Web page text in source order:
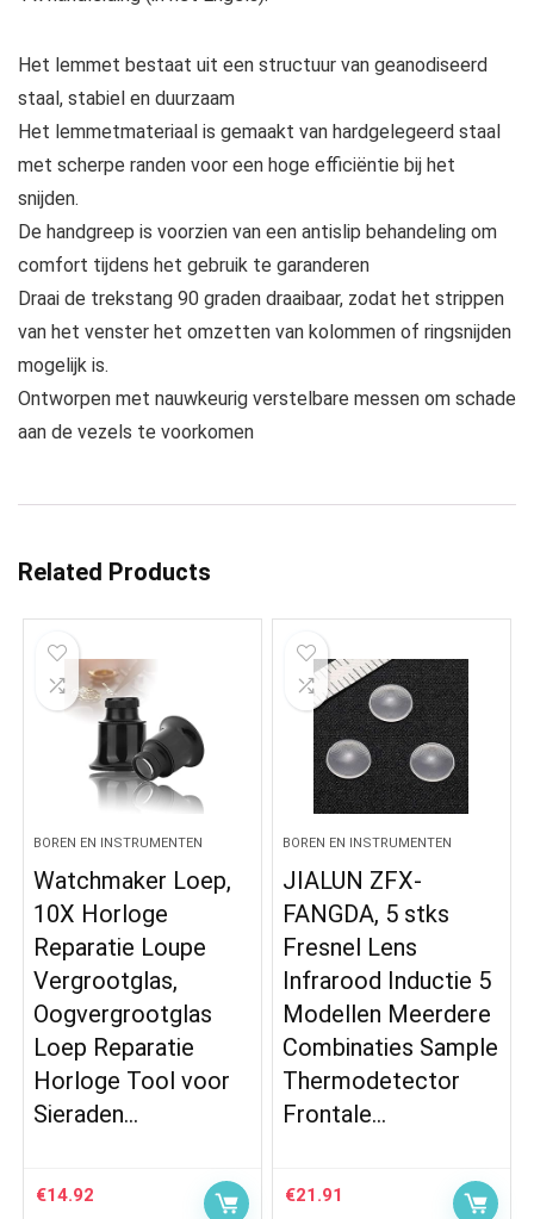
Het lemmet bestaat uit een structuur van geanodiseerd
staal, stabiel en duurzaam
Het lemmetmateriaal is gemaakt van hardgelegeerd staal
met scherpe randen voor een hoge efficiëntie bij het
snijden.
De handgreep is voorzien van een antislip behandeling om
comfort tijdens het gebruik te garanderen
Draai de trekstang 90 graden draaibaar, zodat het strippen
van het venster het omzetten van kolommen of ringsnijden
mogelijk is.
Ontworpen met nauwkeurig verstelbare messen om schade
aan de vezels te voorkomen
Related Products
BOREN EN INSTRUMENTEN
Watchmaker Loep,
10X Horloge
Reparatie Loupe
Vergrootglas,
Oogvergrootglas
Loep Reparatie
Horloge Tool voor
Sieraden…
€14.92
BOREN EN INSTRUMENTEN
JIALUN ZFX-
FANGDA, 5 stks
Fresnel Lens
Infrarood Inductie 5
Modellen Meerdere
Combinaties Sample
Thermodetector
Frontale…
€21.91